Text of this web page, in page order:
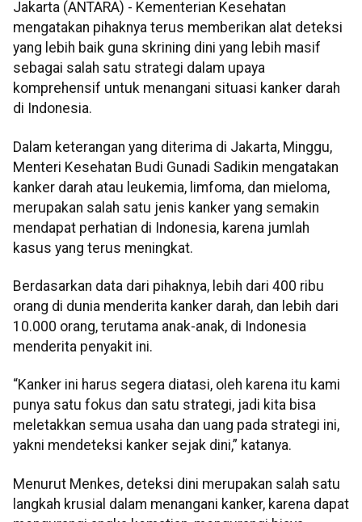
Jakarta (ANTARA) - Kementerian Kesehatan
mengatakan pihaknya terus memberikan alat deteksi
yang lebih baik guna skrining dini yang lebih masif
sebagai salah satu strategi dalam upaya
komprehensif untuk menangani situasi kanker darah
di Indonesia.
Dalam keterangan yang diterima di Jakarta, Minggu,
Menteri Kesehatan Budi Gunadi Sadikin mengatakan
kanker darah atau leukemia, limfoma, dan mieloma,
merupakan salah satu jenis kanker yang semakin
mendapat perhatian di Indonesia, karena jumlah
kasus yang terus meningkat.
Berdasarkan data dari pihaknya, lebih dari 400 ribu
orang di dunia menderita kanker darah, dan lebih dari
10.000 orang, terutama anak-anak, di Indonesia
menderita penyakit ini.
“Kanker ini harus segera diatasi, oleh karena itu kami
punya satu fokus dan satu strategi, jadi kita bisa
meletakkan semua usaha dan uang pada strategi ini,
yakni mendeteksi kanker sejak dini,” katanya.
Menurut Menkes, deteksi dini merupakan salah satu
langkah krusial dalam menangani kanker, karena dapat